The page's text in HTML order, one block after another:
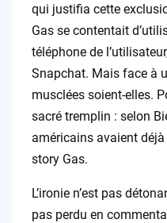
qui justifia cette
Gas se contentait
téléphone de
Snapchat. Mais face à
musclées soient-elles.
sacré tremplin : selon
américains avaient
story Gas.
L’ironie n’est pas
pas perdu en